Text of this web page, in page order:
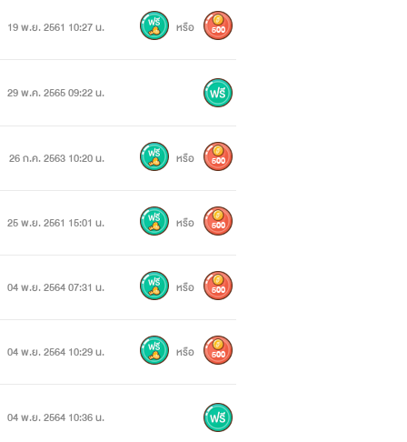
19 พ.ย. 2561 10:27 น. หรือ 500
29 พ.ค. 2565 09:22 น.
26 ก.ค. 2563 10:20 น. หรือ 500
25 พ.ย. 2561 15:01 น. หรือ 500
04 พ.ย. 2564 07:31 น. หรือ 500
04 พ.ย. 2564 10:29 น. หรือ 500
04 พ.ย. 2564 10:36 น.